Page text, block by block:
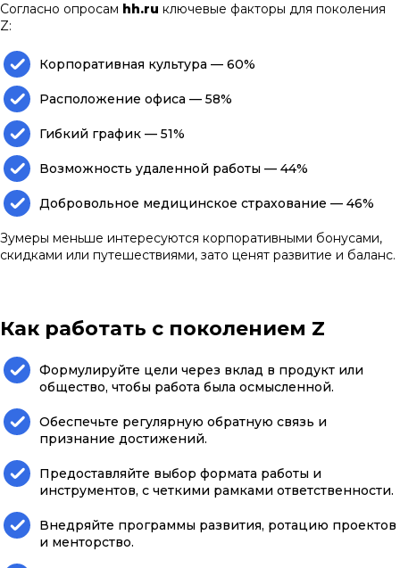
Согласно опросам hh.ru ключевые факторы для поколения
Z:
Корпоративная культура — 60%
Расположение офиса — 58%
Гибкий график — 51%
Возможность удаленной работы — 44%
Добровольное медицинское страхование — 46%
Зумеры меньше интересуются корпоративными бонусами,
скидками или путешествиями, зато ценят развитие и баланс.
Как работать с поколением Z
Формулируйте цели через вклад в продукт или
общество, чтобы работа была осмысленной.
Обеспечьте регулярную обратную связь и
признание достижений.
Предоставляйте выбор формата работы и
инструментов, с четкими рамками ответственности.
Внедряйте программы развития, ротацию проектов
и менторство.